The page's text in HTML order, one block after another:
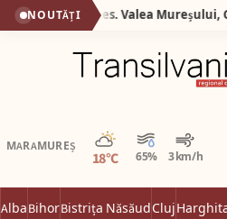
NOUTĂȚI
MARAMUREȘ
18°C 65% 3 km/h
Parțial noros
AlbaBihorBistrița NăsăudCluj